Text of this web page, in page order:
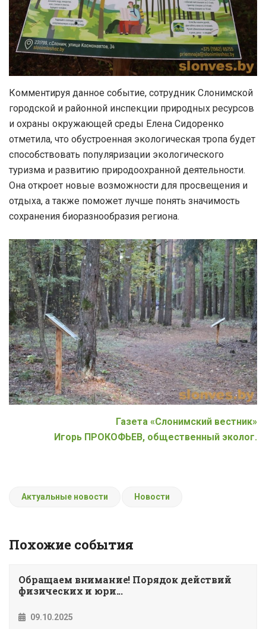
Комментируя данное событие, сотрудник Слонимской
городской и районной инспекции природных ресурсов
и охраны окружающей среды Елена Сидоренко
отметила, что обустроенная экологическая тропа будет
способствовать популяризации экологического
туризма и развитию природоохранной деятельности.
Она откроет новые возможности для просвещения и
отдыха, а также поможет лучше понять значимость
сохранения биоразнообразия региона.
Газета «Слонимский вестник»
Игорь ПРОКОФЬЕВ, общественный эколог.
Актуальные новости Новости
Похожие события
Обращаем внимание! Порядок действий
физических и юри...
09.10.2025